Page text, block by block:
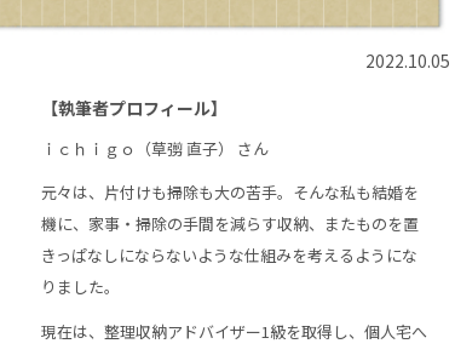
2022.10.05
【執筆者プロフィール】
ｉｃｈｉｇｏ（草彅 直子） さん
元々は、片付けも掃除も大の苦手。そんな私も結婚を
機に、家事・掃除の手間を減らす収納、またものを置
きっぱなしにならないような仕組みを考えるようにな
りました。
現在は、整理収納アドバイザー1級を取得し、個人宅へ